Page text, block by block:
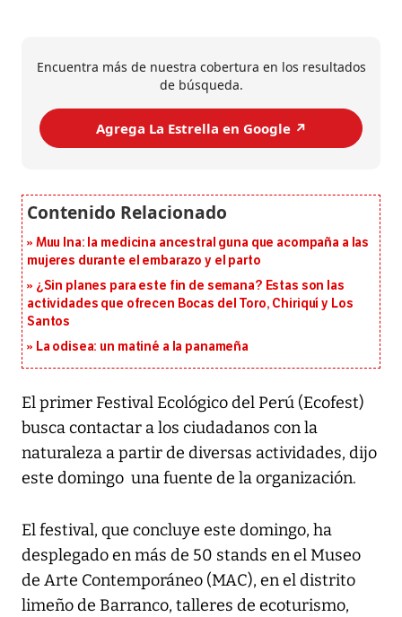
Encuentra más de nuestra cobertura en los resultados
de búsqueda.
Agrega La Estrella en Google ↗️
Muu Ina: la medicina ancestral guna que acompaña a las
mujeres durante el embarazo y el parto
¿Sin planes para este fin de semana? Estas son las
actividades que ofrecen Bocas del Toro, Chiriquí y Los
Santos
La odisea: un matiné a la panameña
El primer Festival Ecológico del Perú (Ecofest)
busca contactar a los ciudadanos con la
naturaleza a partir de diversas actividades, dijo
este domingo una fuente de la organización.
El festival, que concluye este domingo, ha
desplegado en más de 50 stands en el Museo
de Arte Contemporáneo (MAC), en el distrito
limeño de Barranco, talleres de ecoturismo,